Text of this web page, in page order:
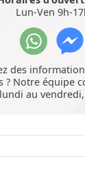
Lun-Ven 9h-
des
? Notre équipe
au